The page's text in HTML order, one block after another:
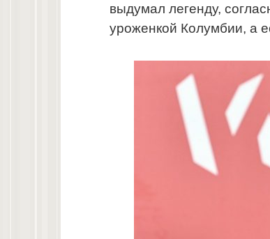
выдумал легенду,
уроженкой Колумбии, а